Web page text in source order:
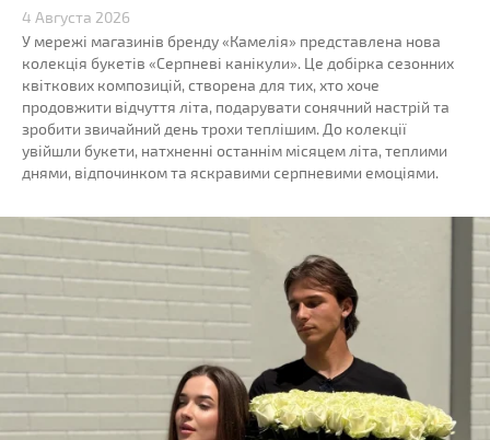
4 Августа 2026
У мережі магазинів бренду «Камелія» представлена нова
колекція букетів «Серпневі канікули». Це добірка сезонних
квіткових композицій, створена для тих, хто хоче
продовжити відчуття літа, подарувати сонячний настрій та
зробити звичайний день трохи теплішим. До колекції
увійшли букети, натхненні останнім місяцем літа, теплими
днями, відпочинком та яскравими серпневими емоціями.